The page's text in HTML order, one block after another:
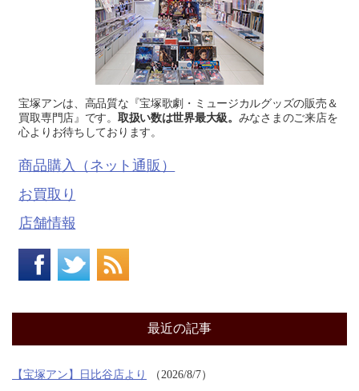
宝塚アンは、高品質な『宝塚歌劇・ミュージカルグッズの販売＆
買取専門店』です。 取扱い数は世界最大級。 みなさまのご来店を
心よりお待ちしております。
商品購入（ネット通販）
お買取り
店舗情報
最近の記事
【宝塚アン】日比谷店より
2026/8/7